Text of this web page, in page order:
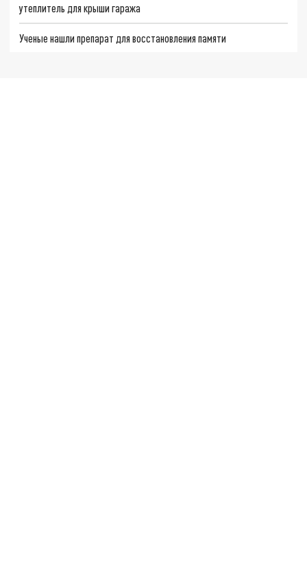
утеплитель для крыши гаража
Ученые нашли препарат для восстановления памяти